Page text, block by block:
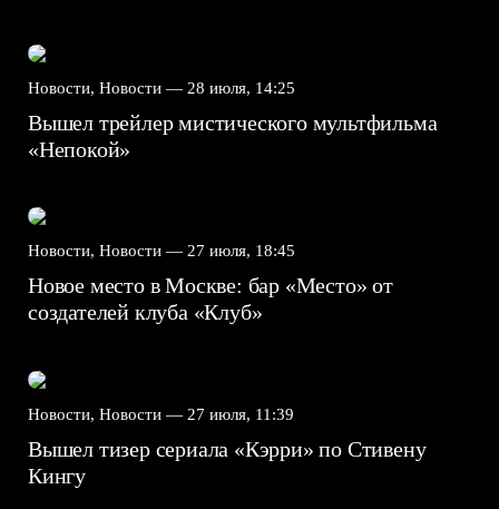
Новости, Новости — 28 июля, 14:25
Вышел трейлер мистического мультфильма
«Непокой»
Новости, Новости — 27 июля, 18:45
Новое место в Москве: бар «Место» от
создателей клуба «Клуб»
Новости, Новости — 27 июля, 11:39
Вышел тизер сериала «Кэрри» по Стивену
Кингу